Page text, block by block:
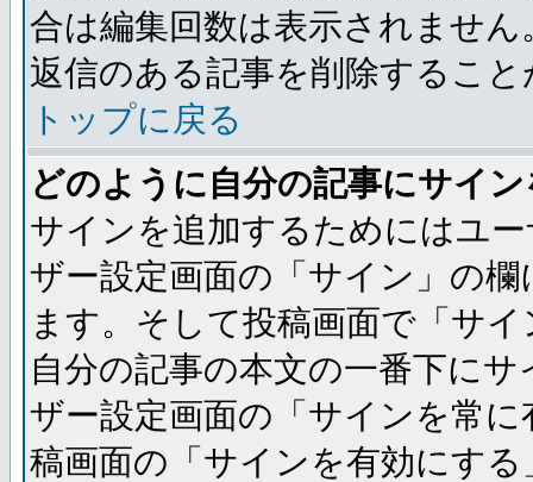
合は編集回数は表示されませ
返信のある記事を削除するこ
トップに戻る
どのように自分の記事にサイ
サインを追加するためにはユ
ザー設定画面の「サイン」の
ます。そして投稿画面で「サ
自分の記事の本文の一番下に
ザー設定画面の「サインを常
稿画面の「サインを有効にす